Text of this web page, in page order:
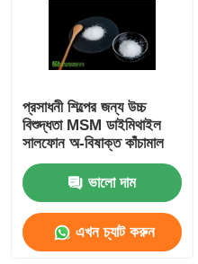
প্রসাধনী শিল্পের জন্য উচ্চ
বিশুদ্ধতা MSM ডাইমিথাইল
সালফোন অ-বিষাক্ত কাঁচামাল
ভালো দাম
এখন চ্যাট করুন